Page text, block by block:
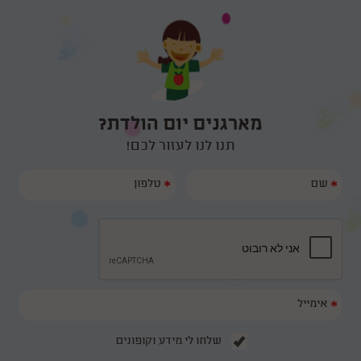
קיבלתי המלצה חמה עליכם הכל היה מ-ו-ש-ל-ם! הילדים מאוד נהנו והיו
מרותקים שעתיים שלמות. פוף הקוסם היה מצחיק, סוחף ומאוד מקצועי.
תודה רבה לכם על כל הדגשים והעזרה בארגון יום ההולדת. אנחנו נמליץ
המלצה רותחת על יומולדת 16/05
ראינו ביוטיוב את הקסמים של פוף, ראינו שזה לא סתם מופע קסמים שזה
גם מצחיק וגם יש את הקסם של הריחוף שהילדים ממש היו בשוק ממנו
😄 זה לא היה מה שהם רגילים אליו... היה פשוט מושלם! ממליצה בחום
מארגנים יום הולדת?
תנו לנו לעזור לכם!
*
*
*
שלחו לי מידע וקופונים